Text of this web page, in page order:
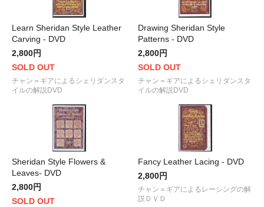
Learn Sheridan Style Leather
Carving - DVD
2,800円
SOLD OUT
チャン＝ギアによるシェリダンスタ
イルの解説DVD
Drawing Sheridan Style
Patterns - DVD
2,800円
SOLD OUT
チャン＝ギアによるシェリダンスタ
イルの解説DVD
Sheridan Style Flowers &
Leaves- DVD
2,800円
SOLD OUT
Fancy Leather Lacing - DVD
2,800円
チャン＝ギアによるレーシングの解
説ＤＶＤ